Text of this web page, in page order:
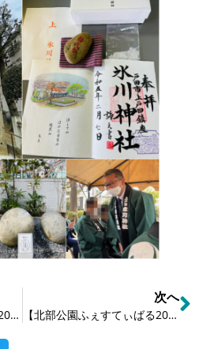
【北部公園ふぇすてぃばる2023＜予告＞】
次へ
【北部公園ふぇすてぃばる2023＜中止＞】